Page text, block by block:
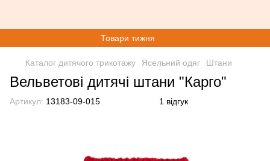
Товари тижня
Каталог дитячого трикотажу Ясельний одяг Штани
Вельветові дитячі штани "Карго"
Артикул: 13183-09-015 1 відгук